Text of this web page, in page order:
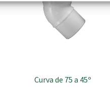
Curva de 75 a 45º